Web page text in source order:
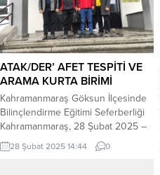
ATAK/DER’ AFET TESPİTİ VE
ARAMA KURTA BİRİMİ
Kahramanmaraş Göksun İlçesinde
Bilinçlendirme Eğitimi Seferberliği
Kahramanmaraş, 28 Şubat 2025 –
Atakder olarak, Kahramanmaraş
Göksun ilçesi ve çevre bölgelerde
28 Şubat 2025 14:44 0